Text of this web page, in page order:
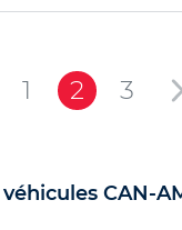
1 2 3
CAN-